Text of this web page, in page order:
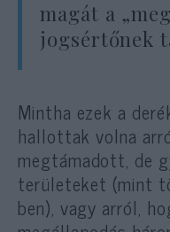
magát a
jogsértőnek
Mintha ezek a
hallottak volna
megtámadott, de
területeket (mint
ben), vagy arról,